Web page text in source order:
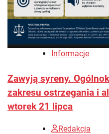
Informacje
Zawyją syreny.
zakresu ostrzegania i
wtorek 21 lipca
Redakcja